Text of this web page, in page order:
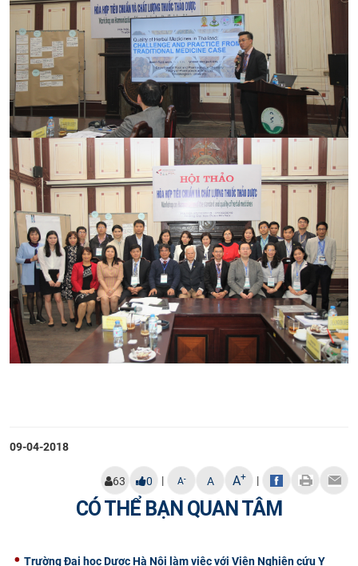
09-04-2018
63 0 | A- A A+ |
CÓ THỂ BẠN QUAN TÂM
Trường Đại học Dược Hà Nội làm việc với Viện Nghiên cứu Y